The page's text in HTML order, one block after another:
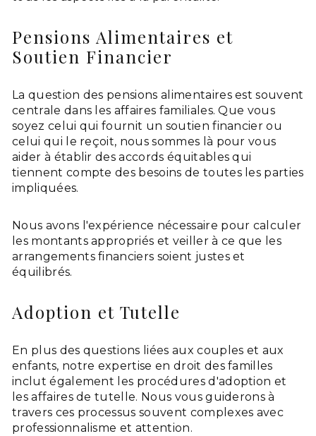
Pensions Alimentaires et
Soutien Financier
La question des pensions alimentaires est souvent
centrale dans les affaires familiales. Que vous
soyez celui qui fournit un soutien financier ou
celui qui le reçoit, nous sommes là pour vous
aider à établir des accords équitables qui
tiennent compte des besoins de toutes les parties
impliquées.
Nous avons l'expérience nécessaire pour calculer
les montants appropriés et veiller à ce que les
arrangements financiers soient justes et
équilibrés.
Adoption et Tutelle
En plus des questions liées aux couples et aux
enfants, notre expertise en droit des familles
inclut également les procédures d'adoption et
les affaires de tutelle. Nous vous guiderons à
travers ces processus souvent complexes avec
professionnalisme et attention.